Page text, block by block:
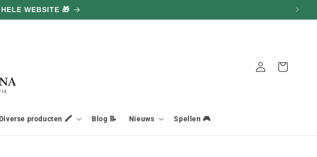
VAN 100€ 🔥
Diverse producten 🖍️ Blog 📝 Nieuws Spellen 🎮
AansluitingMand